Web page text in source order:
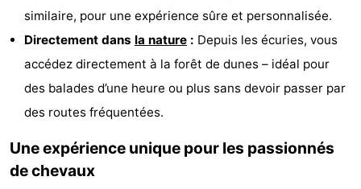
Greve
Port
Zélande
Resort
Haamstede
Résidence
Hof
Schouwse
-
similaire, pour une expérience sûre et personnalisée.
Directement dans la nature : Depuis les écuries, vous
accédez directement à la forêt de dunes – idéal pour
des balades d’une heure ou plus sans devoir passer par
des routes fréquentées.
Une expérience unique pour les passionnés
de chevaux